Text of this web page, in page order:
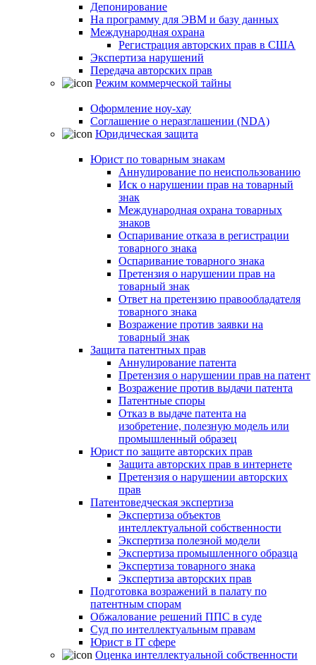
Депонирование
На программу для ЭВМ и базу данных
Международная охрана
Регистрация авторских прав в США
Экспертиза нарушений
Передача авторских прав
Режим коммерческой тайны
Оформление ноу-хау
Соглашение о неразглашении (NDA)
Юридическая защита
Юрист по товарным знакам
Аннулирование по неиспользованию
Иск о нарушении прав на товарный
знак
Международная охрана товарных
знаков
Оспаривание отказа в регистрации
товарного знака
Оспаривание товарного знака
Претензия о нарушении прав на
товарный знак
Ответ на претензию правообладателя
товарного знака
Возражение против заявки на
товарный знак
Защита патентных прав
Аннулирование патента
Претензия о нарушении прав на патент
Возражение против выдачи патента
Патентные споры
Отказ в выдаче патента на
изобретение, полезную модель или
промышленный образец
Юрист по защите авторских прав
Защита авторских прав в интернете
Претензия о нарушении авторских
прав
Патентоведческая экспертиза
Экспертиза объектов
интеллектуальной собственности
Экспертиза полезной модели
Экспертиза промышленного образца
Экспертиза товарного знака
Экспертиза авторских прав
Подготовка возражений в палату по
патентным спорам
Обжалование решений ППС в суде
Суд по интеллектуальным правам
Юрист в IT сфере
Оценка интеллектуальной собственности